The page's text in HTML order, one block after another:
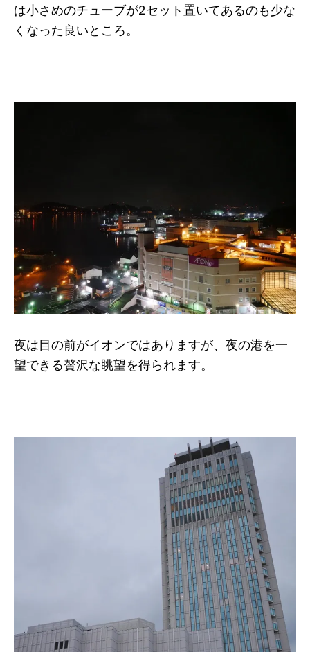
は小さめのチューブが2セット置いてあるのも少な
くなった良いところ。
夜は目の前がイオンではありますが、夜の港を一
望できる贅沢な眺望を得られます。